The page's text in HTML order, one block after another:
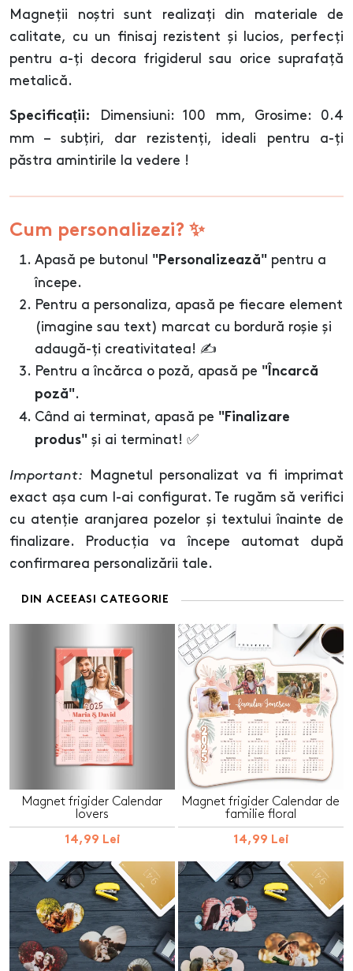
Magneții noștri sunt realizați din materiale de
calitate, cu un finisaj rezistent și lucios, perfecți
pentru a-ți decora frigiderul sau orice suprafață
metalică.
Specificații:
Dimensiuni: 100 mm, Grosime: 0.4
mm – subțiri, dar rezistenți, ideali pentru a-ți
păstra amintirile la vedere !
Cum personalizezi? ✨
Apasă pe butonul "Personalizează" pentru a
începe.
Pentru a personaliza, apasă pe fiecare element
(imagine sau text) marcat cu bordură roșie și
adaugă-ți creativitatea! ✍️
Pentru a încărca o poză, apasă pe "Încarcă
poză".
Când ai terminat, apasă pe "Finalizare
produs" și ai terminat! ✅
Important: Magnetul personalizat va fi imprimat
exact așa cum l-ai configurat. Te rugăm să verifici
cu atenție aranjarea pozelor și textului înainte de
finalizare. Producția va începe automat după
confirmarea personalizării tale.
DIN ACEEASI CATEGORIE
Magnet frigider Calendar
lovers
14,99 Lei
Magnet frigider Calendar de
familie floral
14,99 Lei